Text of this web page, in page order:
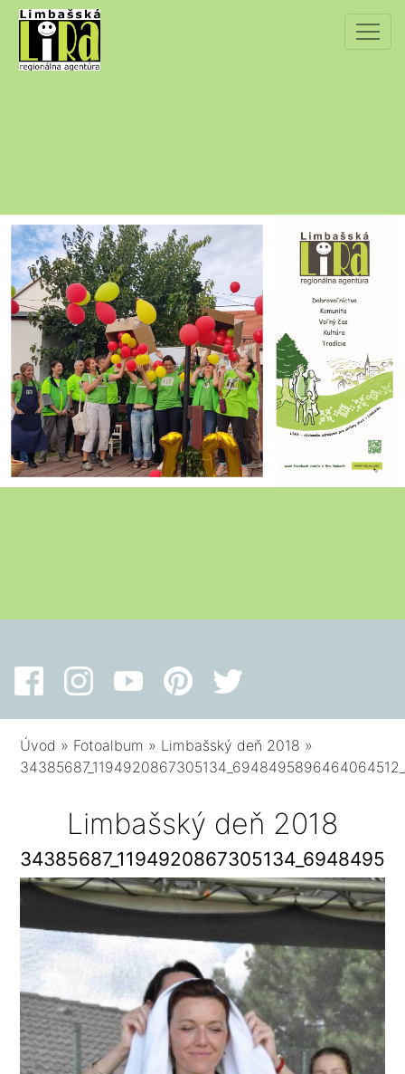
Úvod » Fotoalbum » Limbašský deň 2018 »
Limbašský deň 2018